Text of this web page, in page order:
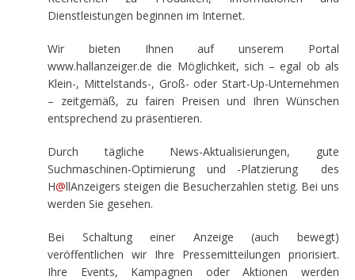
Dienstleistungen beginnen im Internet.
Wir bieten Ihnen auf unserem Portal
www.hallanzeiger.de die Möglichkeit, sich – egal ob als
Klein-, Mittelstands-, Groß- oder Start-Up-Unternehmen
– zeitgemäß, zu fairen Preisen und Ihren Wünschen
entsprechend zu präsentieren.
Durch tägliche News-Aktualisierungen, gute
Suchmaschinen-Optimierung und -Platzierung des
H@llAnzeigers steigen die Besucherzahlen stetig. Bei uns
werden Sie gesehen.
Bei Schaltung einer Anzeige (auch bewegt)
veröffentlichen wir Ihre Pressemitteilungen priorisiert.
Ihre Events, Kampagnen oder Aktionen werden